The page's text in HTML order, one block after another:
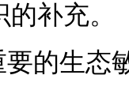
补充。
的生态